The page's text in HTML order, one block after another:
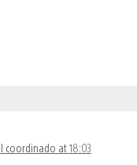
coordinado at 18:03